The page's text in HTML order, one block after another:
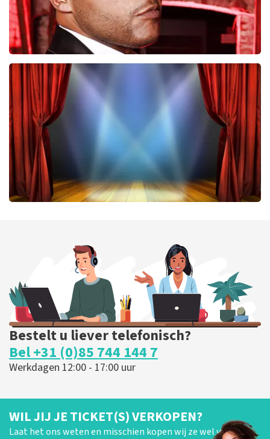
Don Omar
464 laatste 30 minuten
BESTEL NU
BESTEL NU
Bestelt u liever telefonisch?
Bel +31 (0)85 744 144 7
Werkdagen 12:00 - 17:00 uur
WIL JIJ JE TICKET(S) VERKOPEN?
Laat het ons weten en misschien kopen wij ze wel van je!